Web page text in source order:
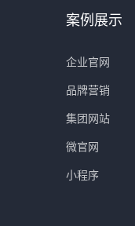
案例展示
企业官网
品牌营销
集团网站
微官网
小程序